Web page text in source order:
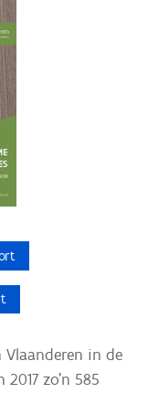
in de
zo’n 585